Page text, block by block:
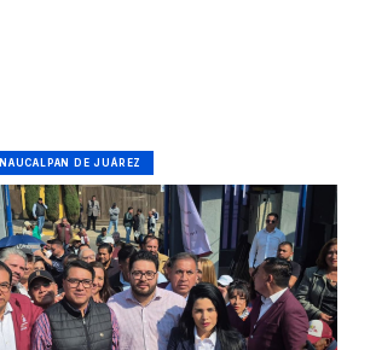
NAUCALPAN DE JUÁREZ